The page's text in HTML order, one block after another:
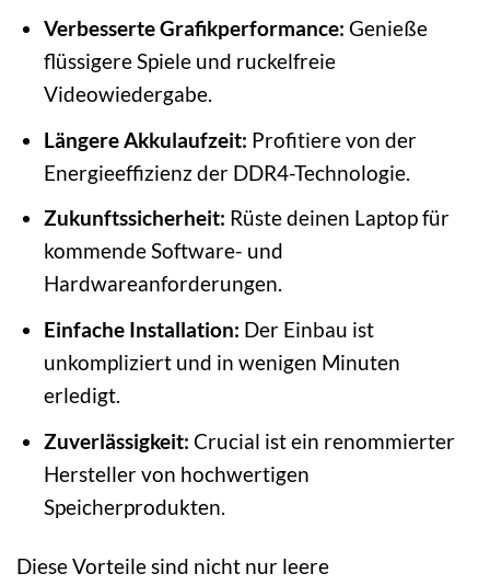
Verbesserte Grafikperformance: Genieße
flüssigere Spiele und ruckelfreie
Videowiedergabe.
Längere Akkulaufzeit: Profitiere von der
Energieeffizienz der DDR4-Technologie.
Zukunftssicherheit: Rüste deinen Laptop für
kommende Software- und
Hardwareanforderungen.
Einfache Installation: Der Einbau ist
unkompliziert und in wenigen Minuten
erledigt.
Zuverlässigkeit: Crucial ist ein renommierter
Hersteller von hochwertigen
Speicherprodukten.
Diese Vorteile sind nicht nur leere